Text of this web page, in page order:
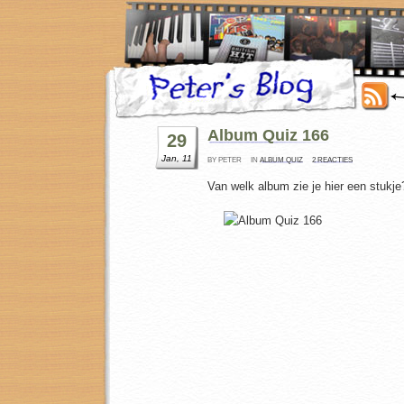
29
Jan, 11
Album Quiz 166
BY PETER IN ALBUM QUIZ 2 REACTIES
Van welk album zie je hier een